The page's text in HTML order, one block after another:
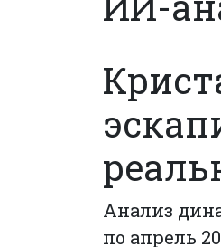
Анализ
по апрель